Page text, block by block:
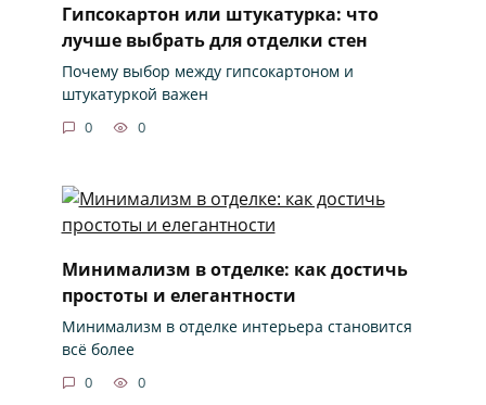
Гипсокартон или штукатурка: что
лучше выбрать для отделки стен
Почему выбор между гипсокартоном и
штукатуркой важен
0 0
Минимализм в отделке: как достичь
простоты и елегантности
Минимализм в отделке интерьера становится
всё более
0 0